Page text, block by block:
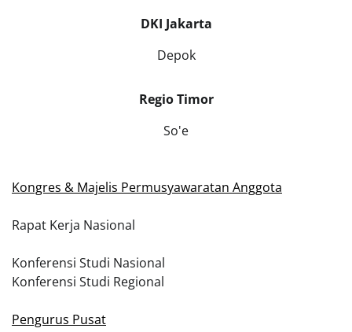
DKI Jakarta
Depok
Regio Timor
So'e
Kongres & Majelis Permusyawaratan Anggota
Rapat Kerja Nasional
Konferensi Studi Nasional
Konferensi Studi Regional
Pengurus Pusat